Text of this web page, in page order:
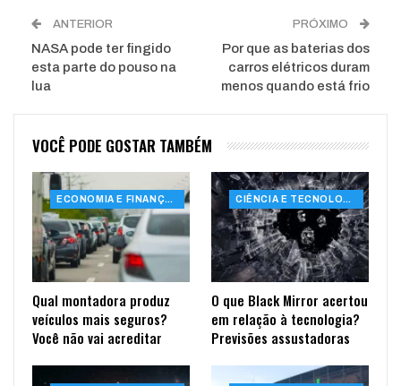
ANTERIOR
NASA pode ter fingido
esta parte do pouso na
lua
PRÓXIMO
Por que as baterias dos
carros elétricos duram
menos quando está frio
VOCÊ PODE GOSTAR TAMBÉM
ECONOMIA E FINANÇAS
Qual montadora produz
veículos mais seguros?
Você não vai acreditar
CIÊNCIA E TECNOLOGIA
O que Black Mirror acertou
em relação à tecnologia?
Previsões assustadoras